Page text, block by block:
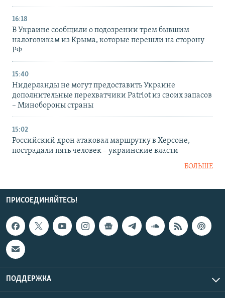
16:18
В Украине сообщили о подозрении трем бывшим
налоговикам из Крыма, которые перешли на сторону
РФ
15:40
Нидерланды не могут предоставить Украине
дополнительные перехватчики Patriot из своих запасов
– Минобороны страны
15:02
Российский дрон атаковал маршрутку в Херсоне,
пострадали пять человек – украинские власти
БОЛЬШЕ
ПРИСОЕДИНЯЙТЕСЬ!
ПОДДЕРЖКА